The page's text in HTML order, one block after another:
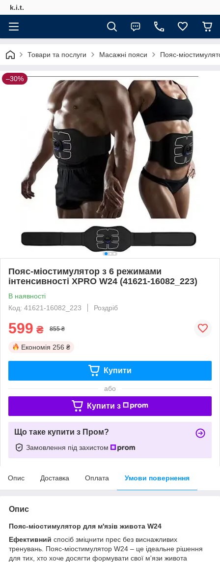
k.i.t.
Товари та послуги Масажні пояси Пояс-
–30%
Пояс-міостимулятор з 6 режимами
інтенсивності XPRO W24 (41621-16082_223)
В наявності
Код: 41621-16082_223
Роздріб
599 ₴ 855 ₴
Економія 256 ₴
Купити
або
Купити з
Що таке купити з Пром?
Замовлення під захистом
Опис Доставка Оплата Умови повернення
Опис
Пояс-міостимулятор для м'язів живота W24
Ефективний спосіб зміцнити прес без виснажливих
тренувань. Пояс-міостимулятор W24 – це ідеальне рішення
для тих, хто хоче досягти формувати свої м'язи живота